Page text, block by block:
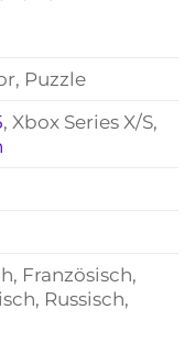
Puzzle
, Xbox Series X/S,
Französisch,
Russisch,